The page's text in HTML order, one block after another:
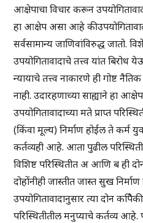
आक्षेपाचा विचार करून
हा आक्षेप असा आहे की
सर्वसामान्य जाणिवांविरुद्ध जातो.
उपयोगितावादाचे तत्त्व यांत
न्यायाचे तत्त्व नाकारणे ही गोष्ट
नाही. उदारहणाच्या साह्याने हा
उपयोगितावादाच्या मते प्राप्त
(किंवा मूल्य) निर्माण होईल ते
कर्तव्यही आहे. आता पुढील
विशिष्ट परिस्थितीत अ आणि ब ही
दोहोंनीही जास्तीत जास्त सुख
उपयोगितावादानुसार त्या दोन
परिस्थितीतील मनुप्याचे कर्तव्य